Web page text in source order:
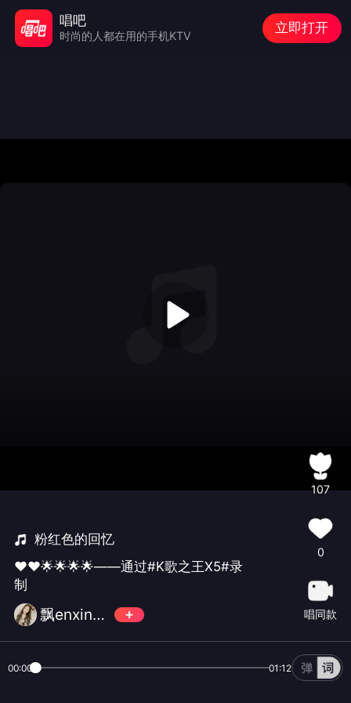
粉红色的回忆
❤❤🌟🌟🌟🌟——通过#K歌之王X5#录
制
飘enxin🍒 🍒
107
0
唱同款
00:00 01:12
唱吧
时尚的人都在用的手机KTV
立即打开